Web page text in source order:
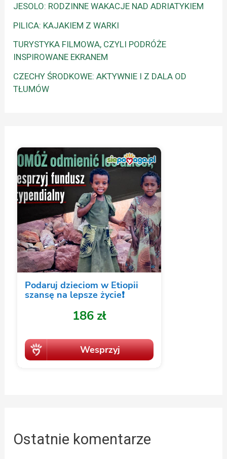
JESOLO: RODZINNE WAKACJE NAD ADRIATYKIEM
PILICA: KAJAKIEM Z WARKI
TURYSTYKA FILMOWA, CZYLI PODRÓŻE
INSPIROWANE EKRANEM
CZECHY ŚRODKOWE: AKTYWNIE I Z DALA OD
TŁUMÓW
Ostatnie komentarze